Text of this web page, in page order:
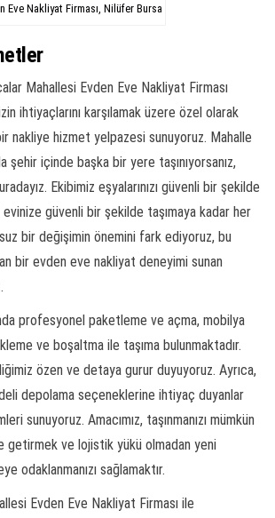
Eve Nakliyat Firması, Nilüfer Bursa
Mahallesi Evden Eve Nakliyat Firması
ihtiyaçlarını karşılamak üzere özel olarak
nakliye hizmet yelpazesi sunuyoruz. Mahalle
şehir içinde başka bir yere taşınıyorsanız,
Ekibimiz eşyalarınızı güvenli bir şekilde
güvenli bir şekilde taşımaya kadar her
bir değişimin önemini fark ediyoruz, bu
bir evden eve nakliyat deneyimi sunan
profesyonel paketleme ve açma, mobilya
ve boşaltma ile taşıma bulunmaktadır.
özen ve detaya gurur duyuyoruz. Ayrıca,
depolama seçeneklerine ihtiyaç duyanlar
sunuyoruz. Amacımız, taşınmanızı mümkün
getirmek ve lojistik yükü olmadan yeni
odaklanmanızı sağlamaktır.
Evden Eve Nakliyat Firması ile